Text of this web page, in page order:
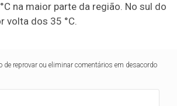
na maior parte da região. No sul do
volta dos 35 °C.
reprovar ou eliminar comentários em desacordo